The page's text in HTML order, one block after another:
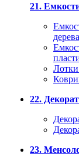
21.
дерева
Лотки
22.
23.